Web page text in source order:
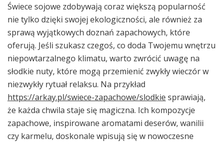
Świece sojowe zdobywają coraz większą popularność
nie tylko dzięki swojej ekologiczności, ale również za
sprawą wyjątkowych doznań zapachowych, które
oferują. Jeśli szukasz czegoś, co doda Twojemu wnętrzu
niepowtarzalnego klimatu, warto zwrócić uwagę na
słodkie nuty, które mogą przemienić zwykły wieczór w
niezwykły rytuał relaksu. Na przykład
https://arkay.pl/swiece-zapachowe/slodkie sprawiają,
że każda chwila staje się magiczna. Ich kompozycje
zapachowe, inspirowane aromatami deserów, wanilii
czy karmelu, doskonale wpisują się w nowoczesne